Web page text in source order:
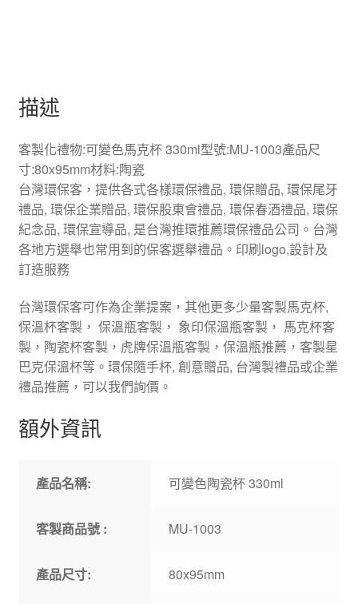
描述
客製化禮物:可變色馬克杯 330ml型號:MU-1003產品尺
寸:80x95mm材料:陶瓷
台灣環保客，提供各式各樣環保禮品, 環保贈品, 環保尾牙
禮品, 環保企業贈品, 環保股東會禮品, 環保春酒禮品, 環保
紀念品, 環保宣導品, 是台灣推環推薦環保禮品公司。台灣
各地方選舉也常用到的保客選舉禮品。印刷logo,設計及
訂造服務
台灣環保客可作為企業提案，其他更多少量客製馬克杯,
保溫杯客製， 保溫瓶客製， 象印保溫瓶客製， 馬克杯客
製，陶瓷杯客製，虎牌保溫瓶客製，保溫瓶推薦，客製星
巴克保溫杯等。環保隨手杯, 創意贈品, 台灣製禮品或企業
禮品推薦，可以我們詢價。
額外資訊
產品名稱: 可變色陶瓷杯 330ml
客製商品號 : MU-1003
產品尺寸: 80x95mm